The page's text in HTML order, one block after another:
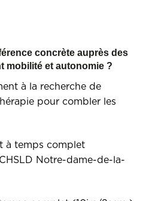
concrète auprès des
mobilité et autonomie ?
à la recherche de
pour combler les
à temps complet
Notre-dame-de-la-